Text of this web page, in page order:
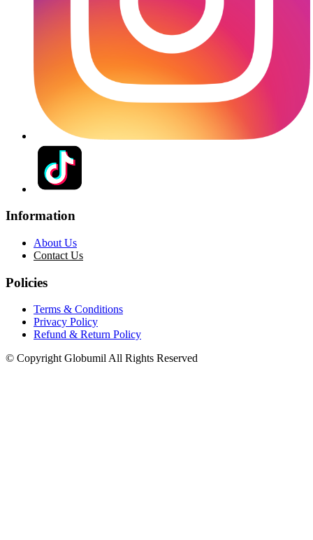
Information
About Us
Contact Us
Policies
Terms & Conditions
Privacy Policy
Refund & Return Policy
© Copyright Globumil All Rights Reserved